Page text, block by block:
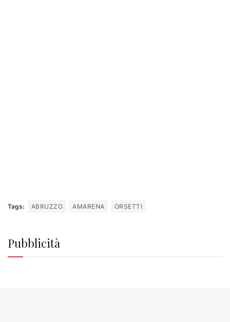
Tags: ABRUZZO AMARENA ORSETTI
Pubblicità